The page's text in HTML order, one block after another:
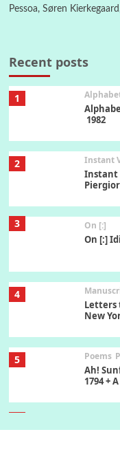
Pessoa, Søren
Recent posts
1
1982
2 Instant
Instant
3 On [:]
On [:]
4
Letters
New
5 Poems
Ah!
1794 +